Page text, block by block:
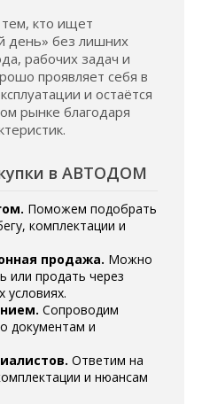
кто ищет
день» без лишних
рабочих задач и
проявляет себя в
и остаётся
рынке благодаря
в АВТОДОМ
Поможем подобрать
комплектации и
продажа. Можно
или продать через
Сопроводим
документам и
Ответим на
и нюансам